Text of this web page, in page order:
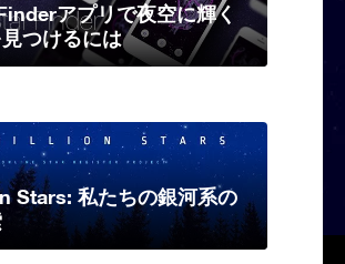
アプリで夜空に輝く
つけるには
Stars: 私たちの銀河系の